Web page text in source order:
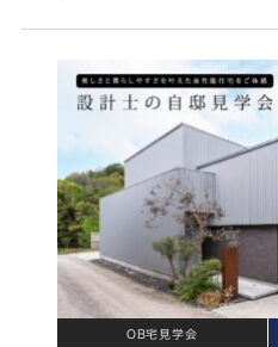
OB宅見学会